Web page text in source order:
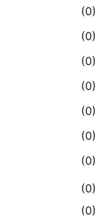
(0)
(0)
(0)
(0)
(0)
(0)
(0)
(0)
(0)